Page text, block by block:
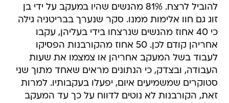
להוביל לרצח. 81% מהנשים שהיו במעקב על ידי בן
זוג גם חוו אלימות ממנו. סקר שנערך בבריטניה גילה
כי 40 אחוז מהנשים שנרצחו בידי בעליהן, עקבו
אחריהן קודם לכן. 50 אחוז מהקורבנות הפסיקו
לעבוד בשל המעקב אחריהן או צמצמו את שעות
העבודה, ובצדק, כי הנתונים מראים שאחד מתוך שני
סטוקרים שמשמיעים איום, יפעלו בעקבותיו. למרות
זאת, הקורבנות לא נוטים לדווח על כך עד המעקב